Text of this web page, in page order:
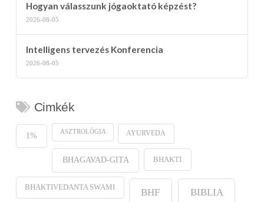
Hogyan válasszunk jógaoktató képzést?
2026-08-05
Intelligens tervezés Konferencia
2026-08-05
Cimkék
1% ASZTROLÓGIA AYURVEDA
BHAGAVAD-GITA BHAKTI
BHAKTIVEDANTA SWAMI BHF BIBLIA